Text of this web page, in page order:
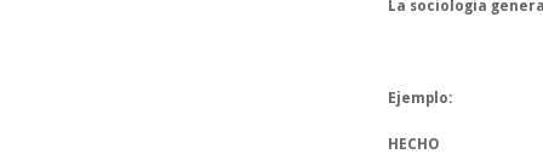
La sociología
Ejemplo:
HECHO